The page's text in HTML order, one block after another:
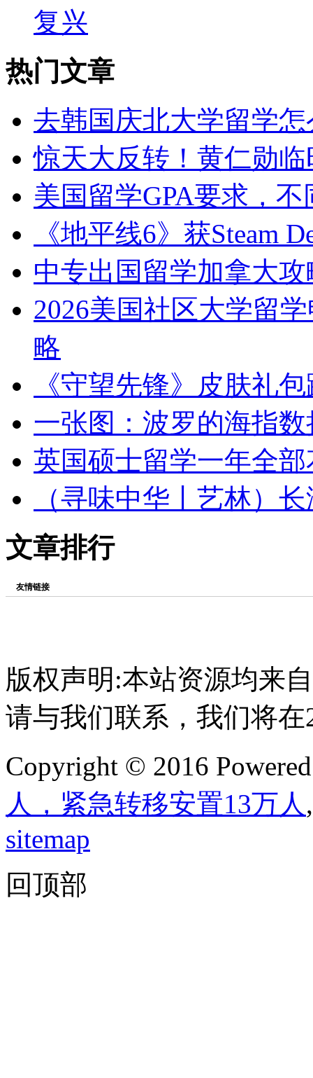
复兴
热门文章
去韩国庆北大学留学怎
惊天大反转！黄仁勋
美国留学GPA要求，
《地平线6》获Steam
中专出国留学加拿大
2026美国社区大学留
略
《守望先锋》皮肤礼
一张图：波罗的海指
英国硕士留学一年全
（寻味中华丨艺林）
文章排行
友情链接
版权声明:本站资源均来
请与我们联系，我们将
Copyright © 2016
人，紧急转移安置13万人 ,
sitemap
回顶部